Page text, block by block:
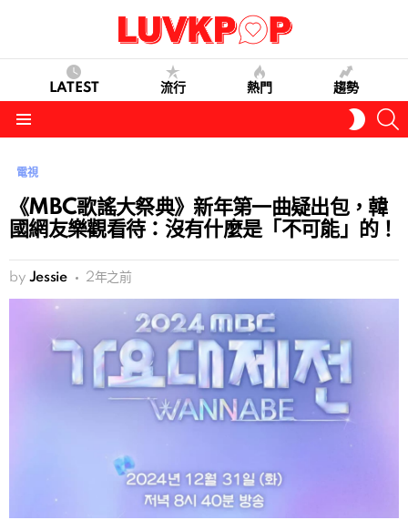
LATEST 流行 熱門 趨勢
SKIN
電視
《MBC歌謠大祭典》新年第一曲疑出包，韓
國網友樂觀看待：沒有什麼是「不可能」的！
by Jessie 2年之前